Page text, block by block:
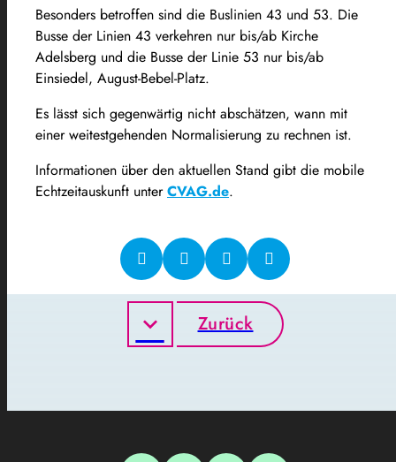
Besonders betroffen sind die Buslinien 43 und 53. Die
Busse der Linien 43 verkehren nur bis/ab Kirche
Adelsberg und die Busse der Linie 53 nur bis/ab
Einsiedel, August-Bebel-Platz.
Es lässt sich gegenwärtig nicht abschätzen, wann mit
einer weitestgehenden Normalisierung zu rechnen ist.
Informationen über den aktuellen Stand gibt die mobile
Echtzeitauskunft unterCVAG.de.
Zurück